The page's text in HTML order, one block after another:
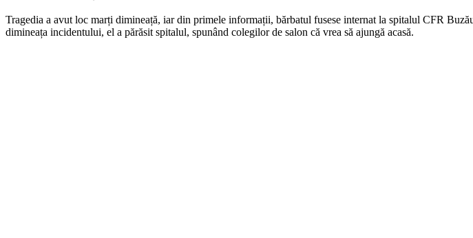
Tragedia a avut loc marți dimineață, iar din primele informații, bărbatul fusese internat la spitalul CFR
dimineața incidentului, el a părăsit spitalul, spunând colegilor de salon că vrea să ajungă acasă.